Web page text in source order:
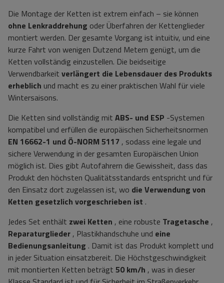
Die Montage der Ketten ist extrem einfach – sie können
ohne Lenkraddrehung oder Überfahren der Kettenglieder
montiert werden. Der gesamte Vorgang ist intuitiv, und eine
kurze Fahrt von wenigen Dutzend Metern genügt, um die
Ketten vollständig einzustellen. Die beidseitige
Verwendbarkeit verlängert die Lebensdauer des Produkts
erheblich und macht es zu einer praktischen Wahl für viele
Wintersaisons.
Die Ketten sind vollständig mit ABS- und ESP -Systemen
kompatibel und erfüllen die europäischen Sicherheitsnormen
EN 16662-1 und Ö-NORM 5117 , sodass eine legale und
sichere Verwendung in der gesamten Europäischen Union
möglich ist. Dies gibt Autofahrern die Gewissheit, dass das
Produkt den höchsten Qualitätsstandards entspricht und für
den Einsatz dort zugelassen ist, wo die Verwendung von
Ketten gesetzlich vorgeschrieben ist .
Jedes Set enthält zwei Ketten , eine robuste Tragetasche ,
Reparaturglieder , Plastikhandschuhe und eine
Bedienungsanleitung . Damit ist das Produkt komplett und
in jeder Situation einsatzbereit. Die Höchstgeschwindigkeit
mit montierten Ketten beträgt 50 km/h , was in dieser